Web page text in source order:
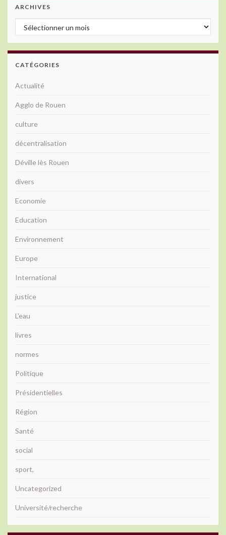
ARCHIVES
Archives
CATÉGORIES
Actualité
Agglo de Rouen
culture
décentralisation
Déville lès Rouen
divers
Economie
Education
Environnement
Europe
International
justice
L'eau
livres
normes
Politique
Présidentielles
Région
Santé
social
sport,
Uncategorized
Université/recherche